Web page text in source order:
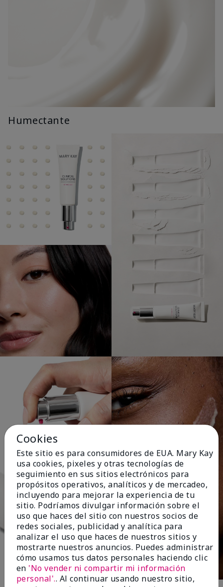
Humectante
Cookies
Este sitio es para consumidores de EUA. Mary Kay
usa cookies, pixeles y otras tecnologías de
seguimiento en sus sitios electrónicos para
propósitos operativos, analíticos y de mercadeo,
incluyendo para mejorar la experiencia de tu
sitio. Podríamos divulgar información sobre el
uso que haces del sitio con nuestros socios de
redes sociales, publicidad y analítica para
analizar el uso que haces de nuestros sitios y
mostrarte nuestros anuncios. Puedes administrar
cómo usamos tus datos personales haciendo clic
en 'No vender ni compartir mi información
personal'.. Al continuar usando nuestro sitio,